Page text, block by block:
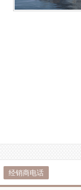
经销商电话